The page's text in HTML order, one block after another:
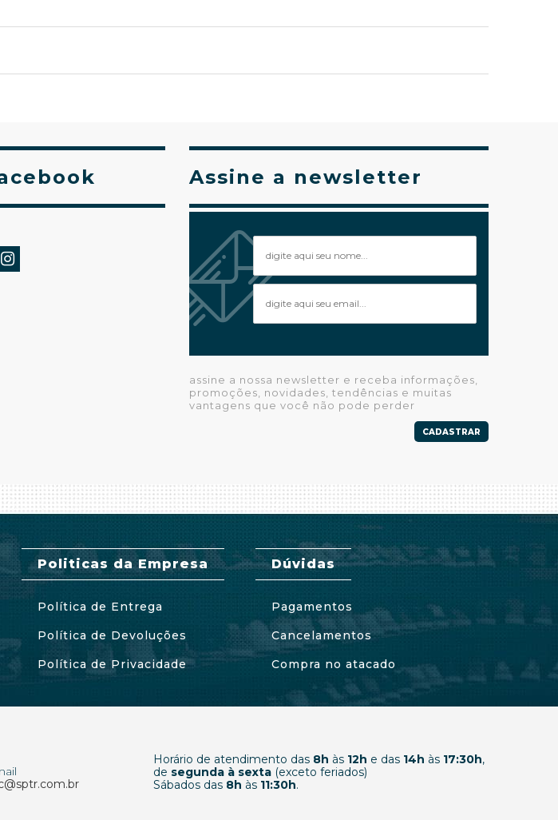
Assine a newsletter
assine a nossa newsletter e receba informações,
promoções, novidades, tendências e muitas
vantagens que você não pode perder
CADASTRAR
Politicas da Empresa
Política de Entrega
Política de Devoluções
Política de Privacidade
Dúvidas
Pagamentos
Cancelamentos
Compra no atacado
Horário de atendimento das 8h às 12h e das 14h às 17:30h,
de segunda à sexta (exceto feriados)
Sábados das 8h às 11:30h.